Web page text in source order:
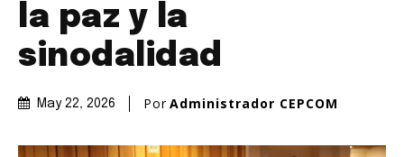
la paz y la
sinodalidad
May 22, 2026 PorAdministrador CEPCOM